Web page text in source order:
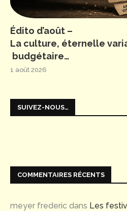
Édito d’août –
La culture, éternelle
budgétaire…
1 août 2026
SUIVEZ-NOUS…
COMMENTAIRES RÉCENTS
meyer frederic dans Les